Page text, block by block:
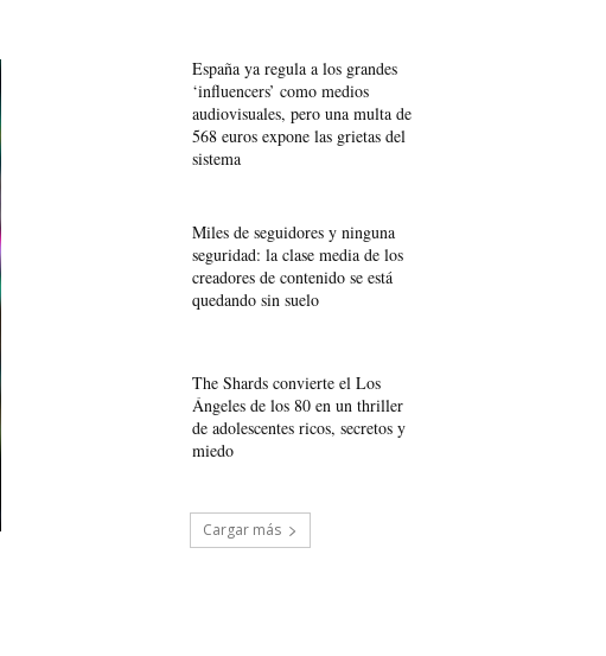
España ya regula a los grandes
‘influencers’ como medios
audiovisuales, pero una multa de
568 euros expone las grietas del
sistema
Miles de seguidores y ninguna
seguridad: la clase media de los
creadores de contenido se está
quedando sin suelo
The Shards convierte el Los
Ángeles de los 80 en un thriller
de adolescentes ricos, secretos y
miedo
Cargar más